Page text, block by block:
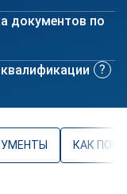
документов по
КАК